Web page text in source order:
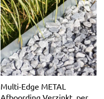
Multi-Edge METAL